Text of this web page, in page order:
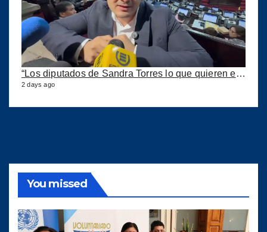
2 days ago
You missed